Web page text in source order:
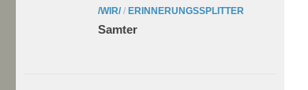
/WIR/ / ERINNERUNGSSPLITTER
Samter